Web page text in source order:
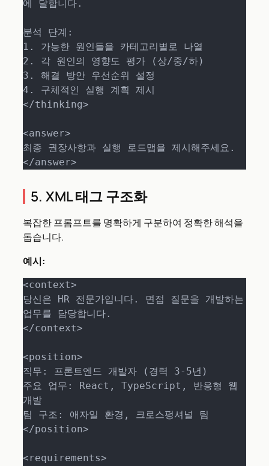
에 달합니다.
분석 단계:
1. 가능한 원인들을 카테고리별로 나열
2. 각 원인의 영향도 평가 (상/중/하)
3. 해결 방안 우선순위 설정
4. 구체적인 실행 계획 제시
</thinking>
<answer>
최종 권장사항과 실행 로드맵을 제시해주세요.
</answer>
5. XML 태그 구조화
복잡한 프롬프트를 명확하게 구분하여 정확한 해석을
돕습니다.
예시:
<context>
당신은 HR 전문가입니다. 면접 질문을 개발하는
업무를 담당합니다.
</context>
<position>
직무: 프론트엔드 개발자 (경력 3-5년)
주요 업무: React, TypeScript, 반응형 웹
개발
팀 구조: 애자일 환경, 크로스펑셔널 팀
</position>
<requirements>